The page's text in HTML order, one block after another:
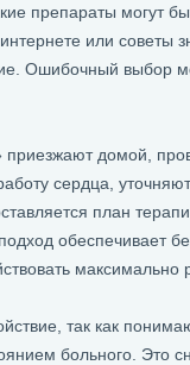
препараты могут
или советы
Ошибочный выбор
домой,
сердца,
план
обеспечивает
максимально
так как
больного. Это